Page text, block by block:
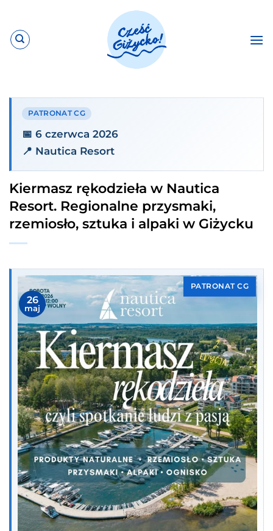
zawartości
PATRONAT CG
📅 6 czerwca 2026
📍 Nautica Resort
Kiermasz rękodzieła w Nautica
Resort. Regionalne przysmaki,
rzemiosło, sztuka i alpaki w Giżycku
PATRONAT CG
26
maj